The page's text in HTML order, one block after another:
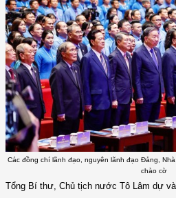
Các đồng chí lãnh đạo, nguyên lãnh đạo Đảng,
chào cờ
Tổng Bí thư, Chủ tịch nước Tô Lâm dự